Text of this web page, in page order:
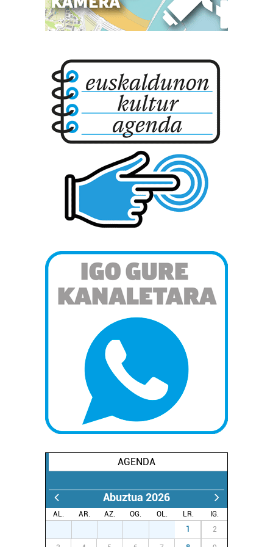
AGENDA
Abuztua 2026
AL. AR. AZ. OG. OL. LR.
IG.
1 2